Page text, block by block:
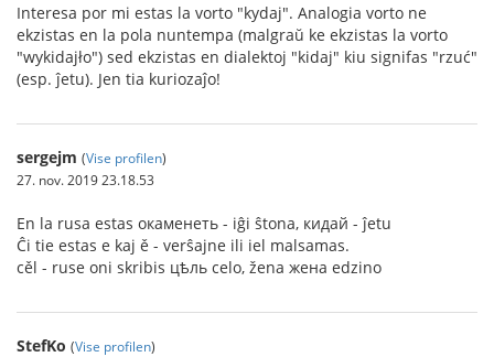
Interesa por mi estas la vorto "kydaj". Analogia vorto ne
ekzistas en la pola nuntempa (malgraŭ ke ekzistas la vorto
"wykidajło") sed ekzistas en dialektoj "kidaj" kiu signifas "rzuć"
(esp. ĵetu). Jen tia kuriozaĵo!
sergejm (Vise profilen)
27. nov. 2019 23.18.53
En la rusa estas окаменеть - iĝi ŝtona, кидай - ĵetu
Ĉi tie estas e kaj ě - verŝajne ili iel malsamas.
cěl - ruse oni skribis цѣль celo, žena жена edzino
StefKo (Vise profilen)